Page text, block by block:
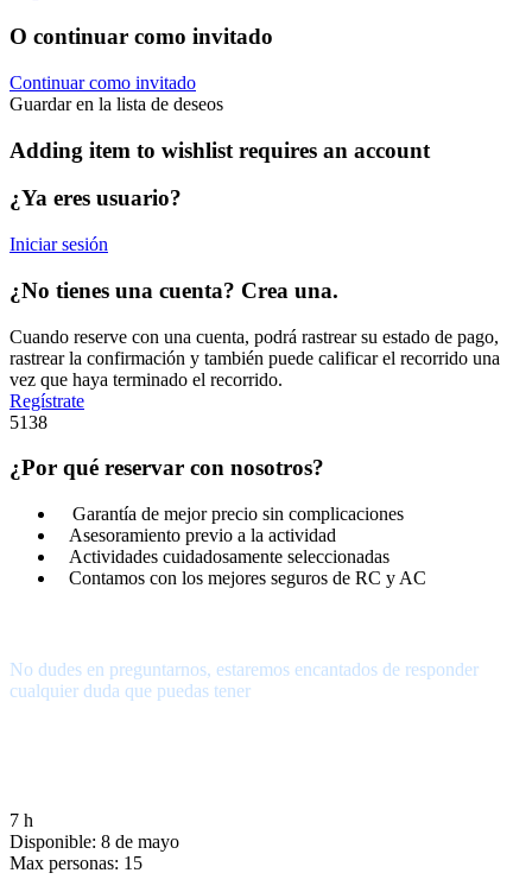
O continuar como invitado
Continuar como invitado
Guardar en la lista de deseos
Adding item to wishlist requires an account
¿Ya eres usuario?
Iniciar sesión
¿No tienes una cuenta? Crea una.
Cuando reserve con una cuenta, podrá rastrear su estado de pago,
rastrear la confirmación y también puede calificar el recorrido una
vez que haya terminado el recorrido.
Regístrate
5138
¿Por qué reservar con nosotros?
Garantía de mejor precio sin complicaciones
Asesoramiento previo a la actividad
Actividades cuidadosamente seleccionadas
Contamos con los mejores seguros de RC y AC
No dudes en preguntarnos, estaremos encantados de responder
cualquier duda que puedas tener
7 h
Disponible: 8 de mayo
Max personas: 15